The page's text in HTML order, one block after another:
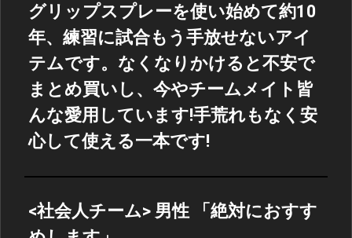
グリップスプレーを使い始めて約10
年、練習に試合もう手放せないアイ
テムです。なくなりかけると不安で
まとめ買いし、今やチームメイト皆
んな愛用しています!手荒れもなく安
心して使える一本です!
<社会人チーム> 男性 「絶対におすす